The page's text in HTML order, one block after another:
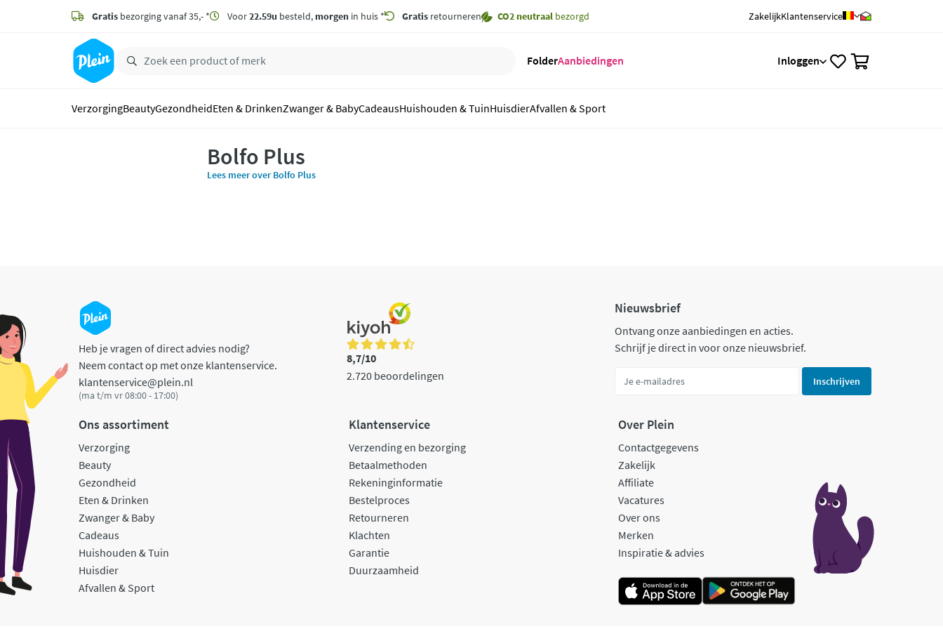
zoeken
hoofdinhoud
Gratis bezorging vanaf 35,- * Voor22.59u besteld, morgen in huis * Gratis retourneren CO2 neutraal bezorgd ZakelijkKlantenservice
FolderAanbiedingen Inloggen
VerzorgingBeautyGezondheidEten & DrinkenZwanger & BabyCadeausHuishouden & TuinHuisdierAfvallen & Sport
Bolfo Plus
Lees meer over Bolfo Plus
Heb je vragen of direct advies nodig?
Neem contact op met onze klantenservice.
klantenservice@plein.nl
(ma t/m vr 08:00 - 17:00)
8,7/10
2.720 beoordelingen
Nieuwsbrief
Ontvang onze aanbiedingen en acties.
Schrijf je direct in voor onze nieuwsbrief.
Inschrijven
Ons assortiment
Verzorging
Beauty
Gezondheid
Eten & Drinken
Zwanger & Baby
Cadeaus
Huishouden & Tuin
Huisdier
Afvallen & Sport
Klantenservice
Verzending en bezorging
Betaalmethoden
Rekeninginformatie
Bestelproces
Retourneren
Klachten
Garantie
Duurzaamheid
Over Plein
Contactgegevens
Zakelijk
Affiliate
Vacatures
Over ons
Merken
Inspiratie & advies